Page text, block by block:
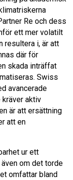
Re och dess
ett mer volatilt
resultera i, är att
där för
skada inträffat
Swiss
avancerade
aktiv
är att ersättning
att en
ur ett
om det torde
omfattar bland